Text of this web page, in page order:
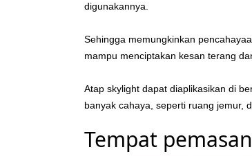
digunakannya.
Sehingga memungkinkan
mampu menciptakan kesan terang
Atap skylight dapat diaplikasikan di
banyak cahaya, seperti ruang jemur,
Tempat